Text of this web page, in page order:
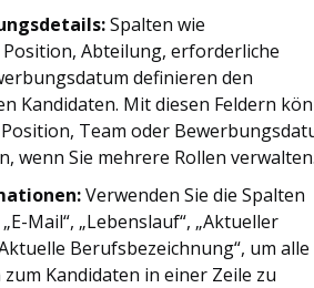
Spalten wie
Abteilung, erforderliche
definieren den
Kandidaten. Mit diesen Feldern
Team oder
wenn Sie mehrere Rollen
Verwenden Sie die Spalten
Mail“, „Lebenslauf“, „Aktueller
Berufsbezeichnung“, um alle
Kandidaten in einer Zeile zu